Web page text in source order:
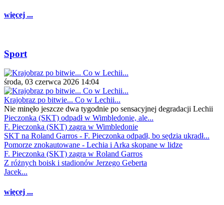
więcej ...
Sport
środa, 03 czerwca 2026 14:04
Krajobraz po bitwie... Co w Lechii...
Nie minęło jeszcze dwa tygodnie po sensacyjnej degradacji Lechii
Pieczonka (SKT) odpadł w Wimbledonie, ale...
F. Pieczonka (SKT) zagra w Wimbledonie
SKT na Roland Garros - F. Pieczonka odpadł, bo sędzia ukradł...
Pomorze znokautowane - Lechia i Arka skopane w lidze
F. Pieczonka (SKT) zagra w Roland Garros
Z różnych boisk i stadionów Jerzego Geberta
Jacek...
więcej ...